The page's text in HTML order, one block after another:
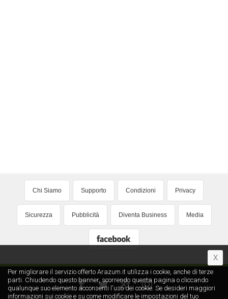
Chi Siamo Supporto Condizioni Privacy
Sicurezza Pubblicità Diventa Business Media
Per migliorare il servizio offerto Arazum.it utilizza i cookie, anche di terze
parti. Chiudendo questo banner, scorrendo questa pagina o cliccando
qualunque suo elemento acconsenti l′uso dei cookie. Se desideri maggiori
informazioni sui cookie e su come modificare le impostazioni del tuo
X